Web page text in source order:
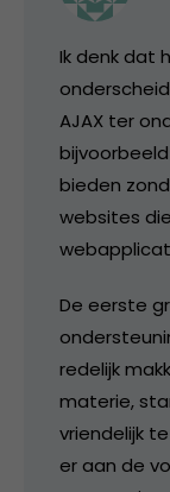
Ik denk dat
AJAX ter
bieden
websites
De eerste
redelijk
materie,
vriendelijk
er aan de